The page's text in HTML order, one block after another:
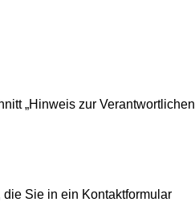
„Hinweis zur Verantwortlichen
Sie in ein Kontaktformular